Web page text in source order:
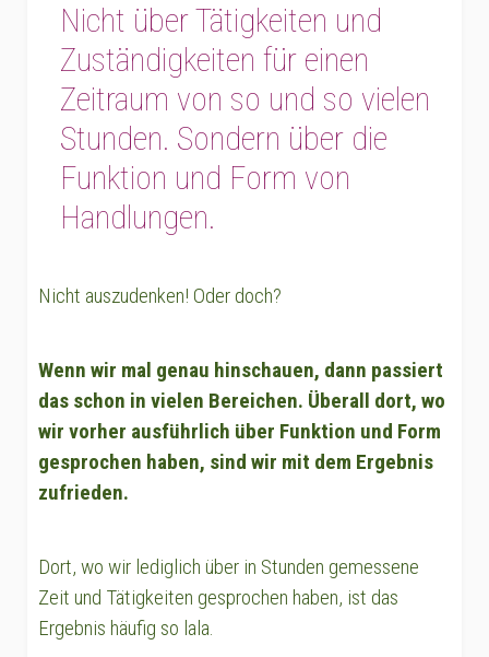
Nicht über Tätigkeiten und
Zuständigkeiten für einen
Zeitraum von so und so vielen
Stunden. Sondern über die
Funktion und Form von
Handlungen.
Nicht auszudenken! Oder doch?
Wenn wir mal genau hinschauen, dann passiert
das schon in vielen Bereichen. Überall dort, wo
wir vorher ausführlich über Funktion und Form
gesprochen haben, sind wir mit dem Ergebnis
zufrieden.
Dort, wo wir lediglich über in Stunden gemessene
Zeit und Tätigkeiten gesprochen haben, ist das
Ergebnis häufig so lala.